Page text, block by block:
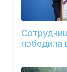
победила